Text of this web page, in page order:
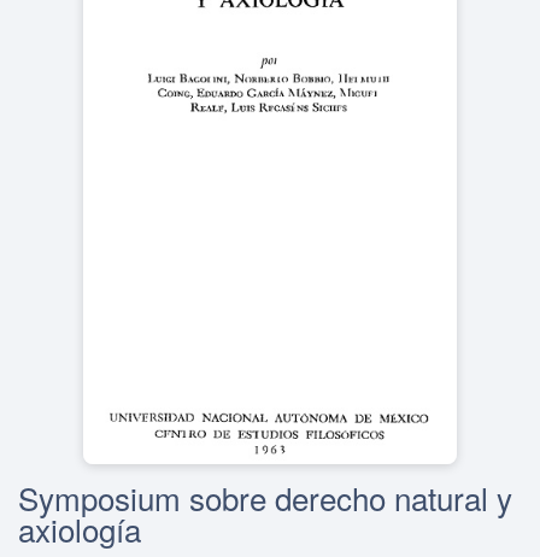
Symposium sobre derecho natural y
axiología